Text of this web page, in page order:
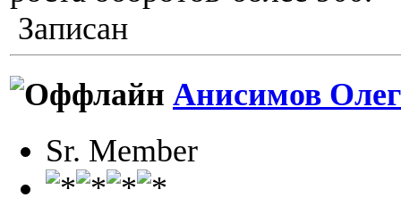
Записан
Анисимов Олег
Sr. Member